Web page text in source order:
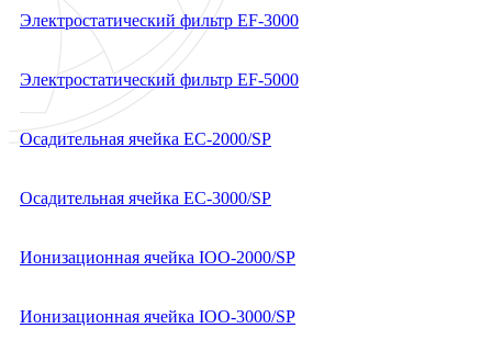
Электростатический фильтр EF-3000
Электростатический фильтр EF-5000
Осадительная ячейка EC-2000/SP
Осадительная ячейка EC-3000/SP
Ионизационная ячейка IOO-2000/SP
Ионизационная ячейка IOO-3000/SP